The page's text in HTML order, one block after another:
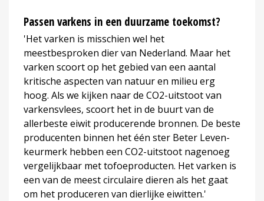
Passen varkens in een duurzame toekomst?
'Het varken is misschien wel het
meestbesproken dier van Nederland. Maar het
varken scoort op het gebied van een aantal
kritische aspecten van natuur en milieu erg
hoog. Als we kijken naar de CO2-uitstoot van
varkensvlees, scoort het in de buurt van de
allerbeste eiwit producerende bronnen. De beste
producenten binnen het één ster Beter Leven-
keurmerk hebben een CO2-uitstoot nagenoeg
vergelijkbaar met tofoeproducten. Het varken is
een van de meest circulaire dieren als het gaat
om het produceren van dierlijke eiwitten.'